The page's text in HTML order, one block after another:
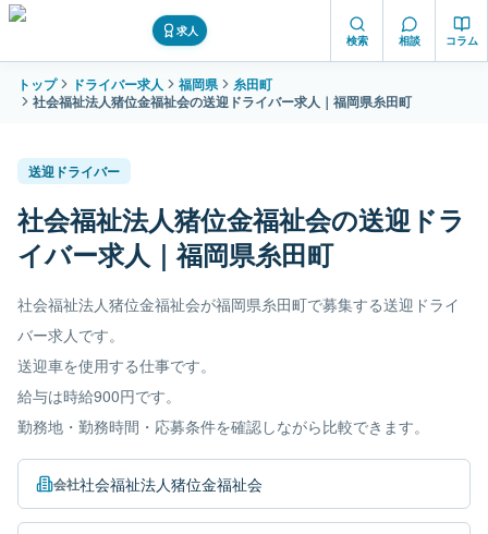
求人
検索 相談 コラム
トップ ドライバー求人 福岡県
糸田町
社会福祉法人猪位金福祉会の送迎ドライバー求人｜福岡県糸田町
送迎ドライバー
社会福祉法人猪位金福祉会の送迎ドラ
イバー求人｜福岡県糸田町
社会福祉法人猪位金福祉会が福岡県糸田町で募集する送迎ドライ
バー求人です。
送迎車を使用する仕事です。
給与は時給900円です。
勤務地・勤務時間・応募条件を確認しながら比較できます。
会社社会福祉法人猪位金福祉会